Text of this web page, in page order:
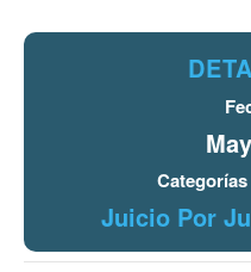
Juicio Por